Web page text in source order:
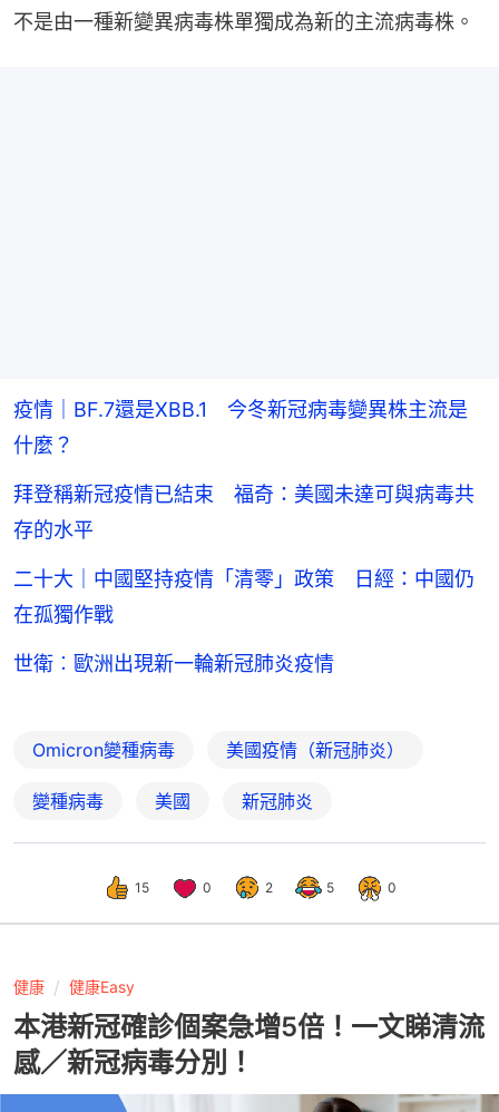
不是由一種新變異病毒株單獨成為新的主流病毒株。
疫情｜BF.7還是XBB.1 今冬新冠病毒變異株主流是
什麼？
拜登稱新冠疫情已結束 福奇：美國未達可與病毒共
存的水平
二十大｜中國堅持疫情「清零」政策 日經：中國仍
在孤獨作戰
世衛︰歐洲出現新一輪新冠肺炎疫情
Omicron變種病毒 美國疫情（新冠肺炎）
變種病毒 美國 新冠肺炎
15 0 2 5 0
健康 健康Easy
本港新冠確診個案急增5倍！一文睇清流
感／新冠病毒分別！